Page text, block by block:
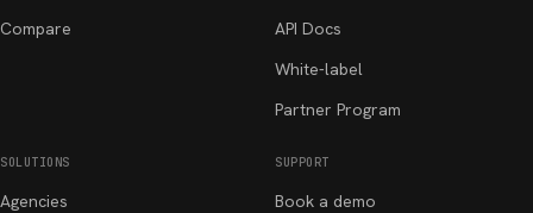
Compare
API Docs
White-label
Partner Program
SOLUTIONS
Agencies
SUPPORT
Book a demo